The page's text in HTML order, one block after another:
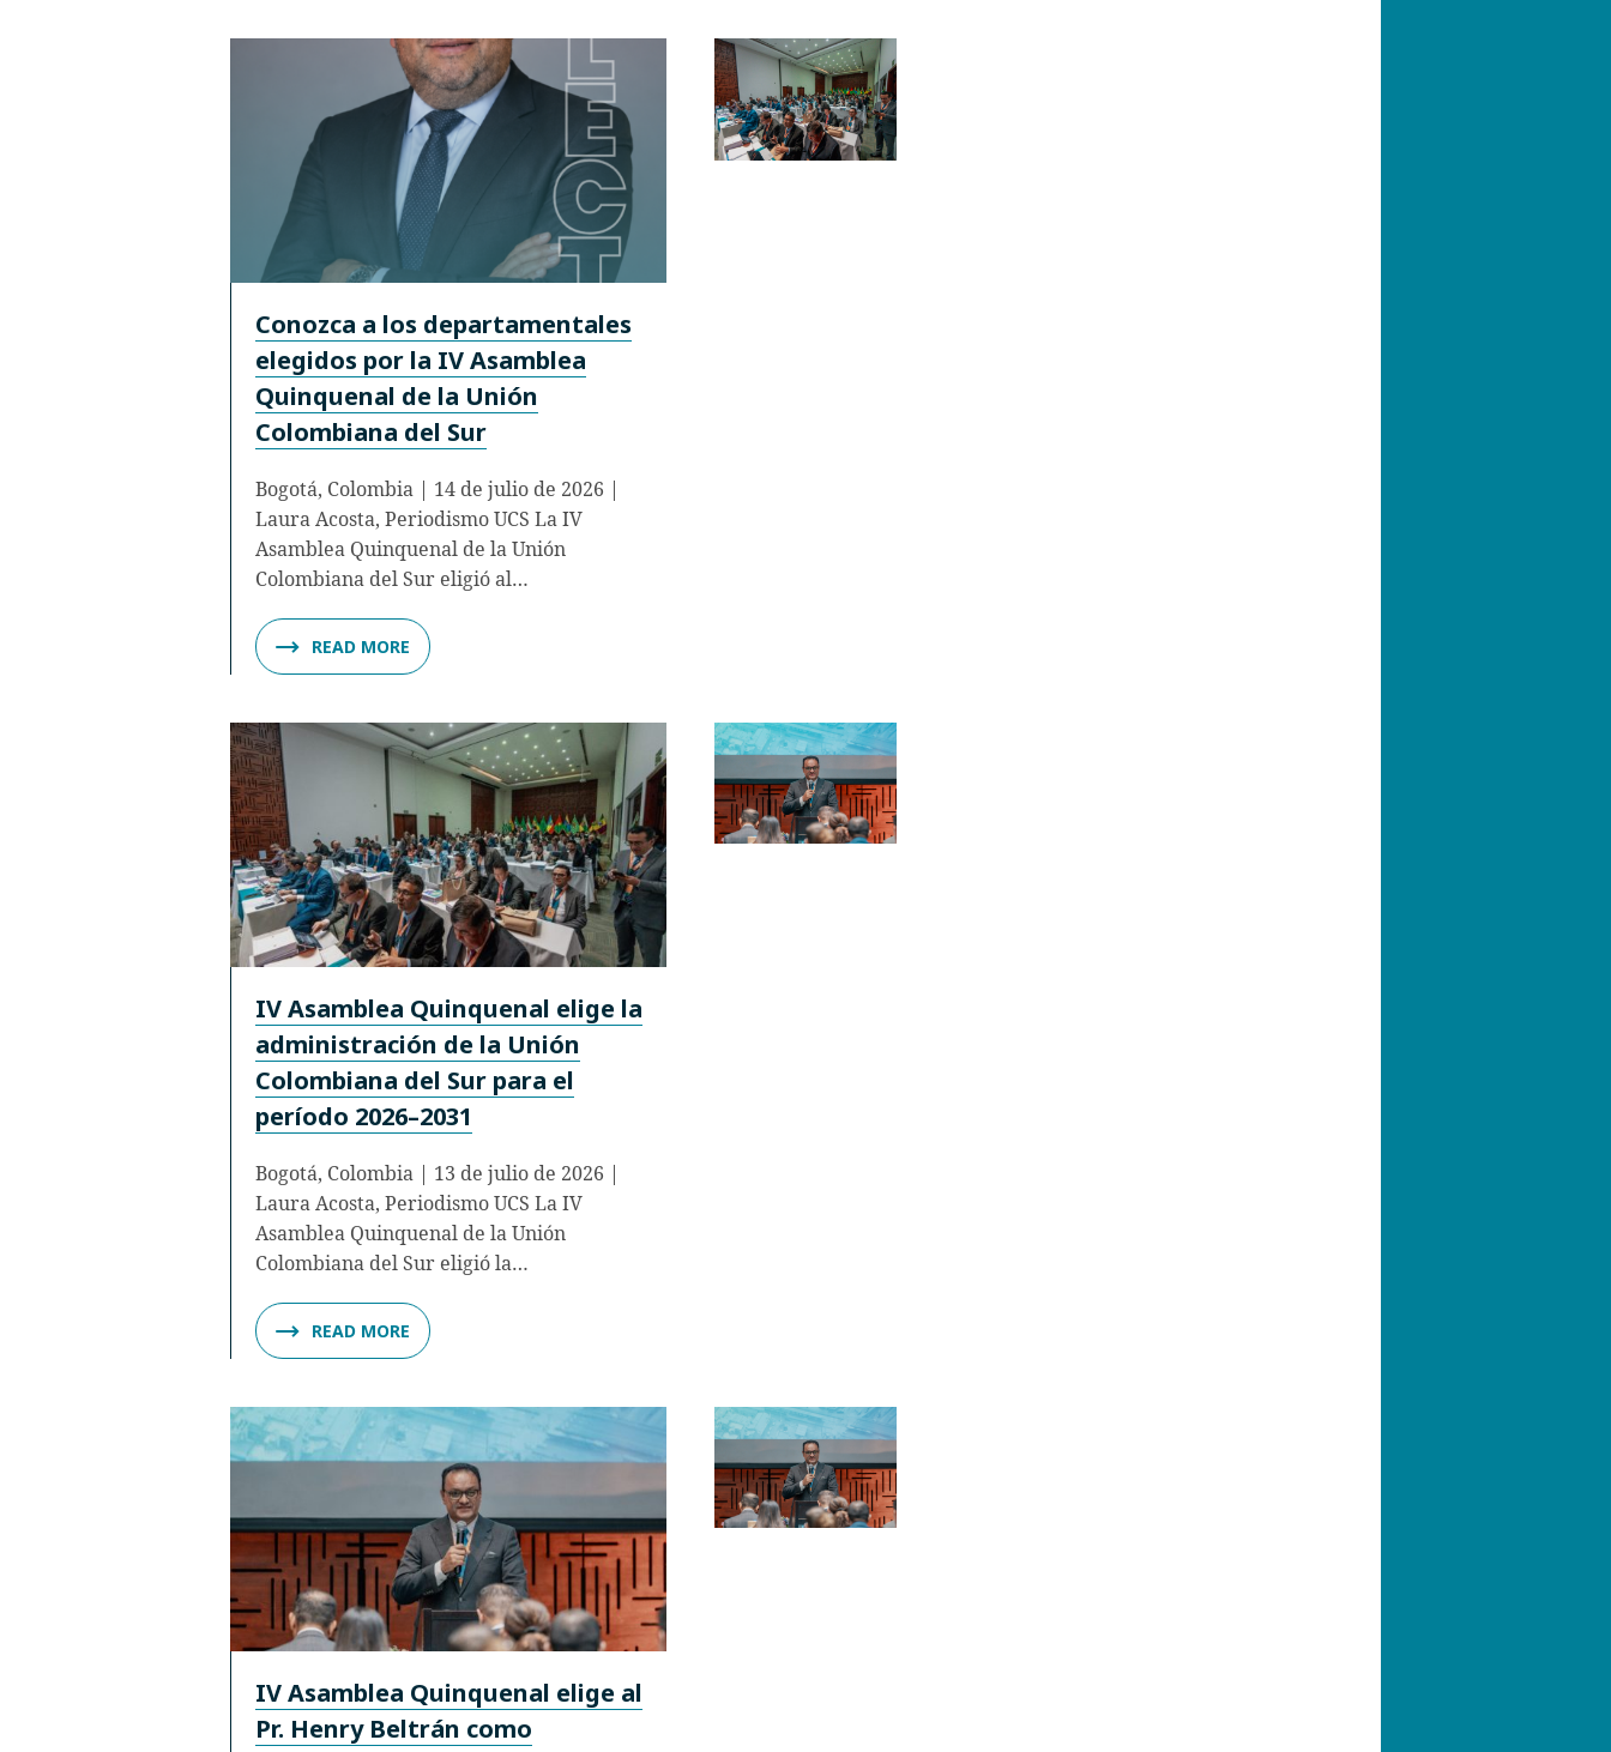
Conozca a los departamentales
elegidos por la IV Asamblea
Quinquenal de la Unión
Colombiana del Sur
Bogotá, Colombia | 14 de julio de 2026 |
Laura Acosta, Periodismo UCS La IV
Asamblea Quinquenal de la Unión
Colombiana del Sur eligió al…
READ MORE
IV Asamblea Quinquenal elige la
administración de la Unión
Colombiana del Sur para el
período 2026–2031
Bogotá, Colombia | 13 de julio de 2026 |
Laura Acosta, Periodismo UCS La IV
Asamblea Quinquenal de la Unión
Colombiana del Sur eligió la…
READ MORE
IV Asamblea Quinquenal elige al
Pr. Henry Beltrán como